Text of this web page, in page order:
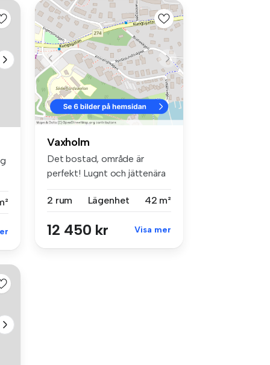
Vaxholm
Det bostad, område är
perfekt! Lugnt och jättenära
2 rum
Lägenhet 42 m²
12 450 kr Visa mer